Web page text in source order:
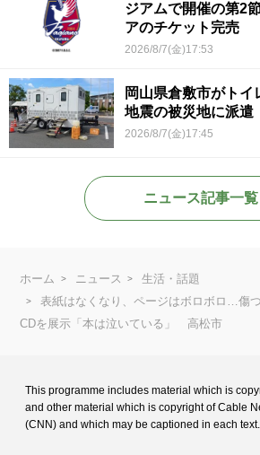
ジアムで開催の第2
アのチケット完売
2026/8/7(金)17:53
岡山県倉敷市がト
地震の被災地に派遣
2026/8/7(金)17:45
ニュース記事一覧
ホーム ニュース
生活・話題
表紙はなくなり、ページはボロボロ…傷
CDを展示「本は泣いている」 高松市
This programme includes material which is
and other material which is copyright of Cable
(CNN) and which may be captioned in each